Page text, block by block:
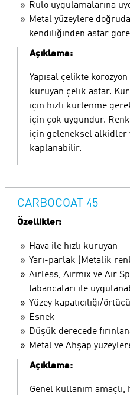
Rulo uygulamalarına
Metal yüzeylere
kendiliğinden astar
Açıklama:
Yapısal çelikte korozyon
kuruyan çelik astar.
için hızlı kürlenme
için çok uygundur.
için geleneksel
kaplanabilir.
CARBOCOAT 45
Özellikler:
Hava ile hızlı kuruyan
Yarı-parlak (Metalik
Airless, Airmix ve Air
tabancaları ile
Yüzey kapatıcılığı/
Esnek
Düşük derecede
Metal ve Ahşap
Açıklama:
Genel kullanım